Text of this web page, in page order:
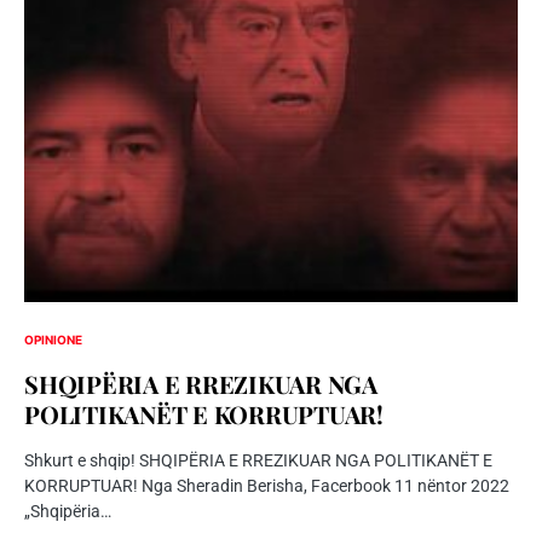
OPINIONE
SHQIPËRIA E RREZIKUAR NGA
POLITIKANËT E KORRUPTUAR!
Shkurt e shqip! SHQIPËRIA E RREZIKUAR NGA POLITIKANËT E
KORRUPTUAR! Nga Sheradin Berisha, Facerbook 11 nëntor 2022
„Shqipëria…